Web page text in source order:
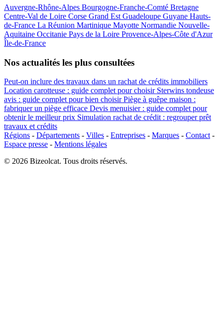
Auvergne-Rhône-Alpes Bourgogne-Franche-Comté Bretagne
Centre-Val de Loire Corse Grand Est Guadeloupe Guyane Hauts-
de-France La Réunion Martinique Mayotte Normandie Nouvelle-
Aquitaine Occitanie Pays de la Loire Provence-Alpes-Côte d'Azur
Île-de-France
Nos actualités les plus consultées
Peut-on inclure des travaux dans un rachat de crédits immobiliers
Location carotteuse : guide complet pour choisir Sterwins tondeuse
avis : guide complet pour bien choisirPiège à guêpe maison :
fabriquer un piège efficace Devis menuisier : guide complet pour
obtenir le meilleur prix Simulation rachat de crédit : regrouper prêt
travaux et crédits
Régions - Départements - Villes - Entreprises - Marques - Contact -
Espace presse - Mentions légales
© 2026 Bizeolcat. Tous droits réservés.